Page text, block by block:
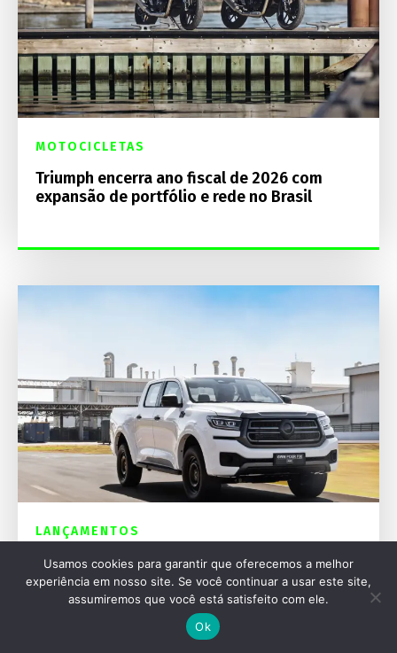
MOTOCICLETAS
Triumph encerra ano fiscal de 2026 com
expansão de portfólio e rede no Brasil
LANÇAMENTOS
GWM Poer P30 2027 ganha nova versão Pro
e mais segurança
Usamos cookies para garantir que oferecemos a melhor
experiência em nosso site. Se você continuar a usar este site,
assumiremos que você está satisfeito com ele.
Ok